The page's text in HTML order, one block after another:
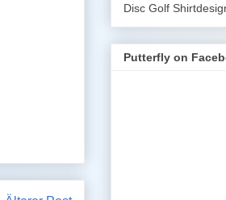
Disc Golf
Putterfly on